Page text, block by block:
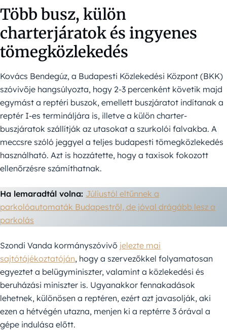
Több busz, külön
charterjáratok és ingyenes
tömegközlekedés
Kovács Bendegúz, a Budapesti Közlekedési Központ (BKK)
szóvivője hangsúlyozta, hogy 2-3 percenként követik majd
egymást a reptéri buszok, emellett buszjáratot indítanak a
reptér I-es termináljára is, illetve a külön charter-
buszjáratok szállítják az utasokat a szurkolói falvakba. A
meccsre szóló jeggyel a teljes budapesti tömegközlekedés
használható. Azt is hozzátette, hogy a taxisok fokozott
ellenőrzésre számíthatnak.
Ha lemaradtál volna: Júliustól eltűnnek a
parkolóautomaták Budapestről, de jóval drágább lesz a
parkolás
Szondi Vanda kormányszóvivő jelezte mai
sajtótájékoztatóján, hogy a szervezőkkel folyamatosan
egyeztet a belügyminiszter, valamint a közlekedési és
beruházási miniszter is. Ugyanakkor fennakadások
lehetnek, különösen a reptéren, ezért azt javasolják, aki
ezen a hétvégén utazna, menjen ki a reptérre 3 órával a
gépe indulása előtt.